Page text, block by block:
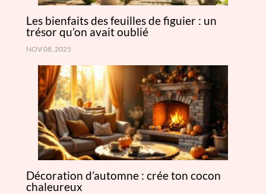
Les bienfaits des feuilles de figuier : un
trésor qu’on avait oublié
NOV 08, 2025
Décoration d’automne : crée ton cocon
chaleureux